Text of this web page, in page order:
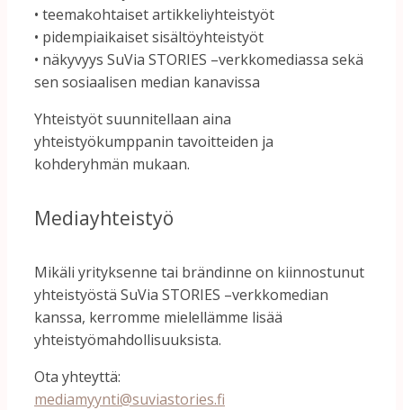
• teemakohtaisetartikkeliyhteistyöt
• pidempiaikaisetsisältöyhteistyöt
• näkyvyys SuVia STORIES –verkkomediassa sekä
sen sosiaalisen median kanavissa
Yhteistyötsuunnitellaan aina
yhteistyökumppanin tavoitteiden ja
kohderyhmän mukaan.
Mediayhteistyö
Mikäli yrityksenne tai brändinne on kiinnostunut
yhteistyöstä SuVia STORIES –verkkomedian
kanssa, kerromme mielellämme lisää
yhteistyömahdollisuuksista.
Ota yhteyttä:
mediamyynti@suviastories.fi